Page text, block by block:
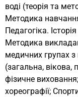
воді (теорія та
Методика
Педагогіка.
Методика
медичних групах з
(загальна, вікова,
фізичне
хореографії;